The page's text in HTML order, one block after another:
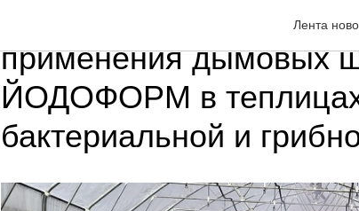
Лента
Получены результаты
применения дымовых
ЙОДОФОРМ в теплицах
бактериальной и